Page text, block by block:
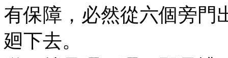
有保障，必然從六個旁門
廻下去。